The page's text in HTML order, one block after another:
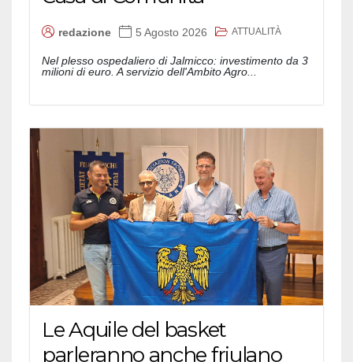
redazione 5 Agosto 2026 ATTUALITÀ
Nel plesso ospedaliero di Jalmicco: investimento da 3
milioni di euro. A servizio dell'Ambito Agro...
Le Aquile del basket
parleranno anche friulano